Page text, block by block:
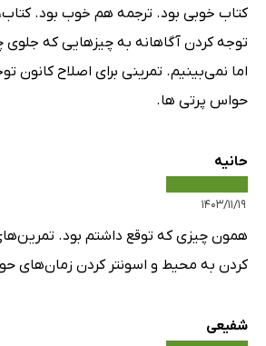
یک تور بویایی انجام دهید
به چیزهایی که متوجه می‌شوید (و
مقیاس را تغییر دهید
مقیاس (زمان) را تغییر دهید
پاک کننده ذهن را امتحان کنید
سکوت دیجیتالی را تمرین کنید
به شکار اینفراتین بروید
3: مکان‌هایی برای بازدید
به دنبال بناهای متروکه و خرابه‌ها باشید
بدون دوربین به عکاسی بروید
کتاب خوبی بود. ترجمه هم خوب بود.
توجه کردن آگاهانه به چیزهایی که جلوی
اما نمی‌بینیم. تمرینی برای اصلاح کانون
حواس پرتی ها.
حانیه
۱۴۰۳/۱۱/۱۹
همون چیزی که توقع داشتم بود.
کردن به محیط و اسونتر کردن زمان‌های
شفیعی